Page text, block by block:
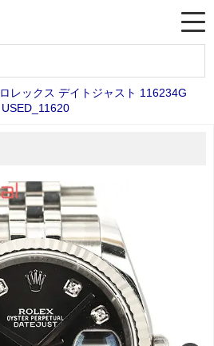
ロレックス デイトジャスト 116234G
USED_11620